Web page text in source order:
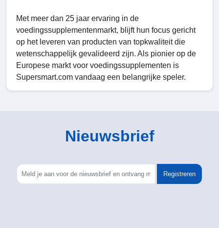
Met meer dan 25 jaar ervaring in de
voedingssupplementenmarkt, blijft hun focus gericht
op het leveren van producten van topkwaliteit die
wetenschappelijk gevalideerd zijn. Als pionier op de
Europese markt voor voedingssupplementen is
Supersmart.com vandaag een belangrijke speler.
Nieuwsbrief
Registreren